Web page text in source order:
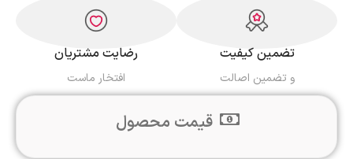
تضمین کیفیت
و تضمین اصالت
رضایت مشتریان
افتخار ماست
قیمت محصول